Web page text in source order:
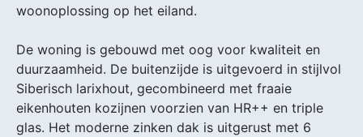
woonoplossing op het eiland.
De woning is gebouwd met oog voor kwaliteit en
duurzaamheid. De buitenzijde is uitgevoerd in stijlvol
Siberisch larixhout, gecombineerd met fraaie
eikenhouten kozijnen voorzien van HR++ en triple
glas. Het moderne zinken dak is uitgerust met 6